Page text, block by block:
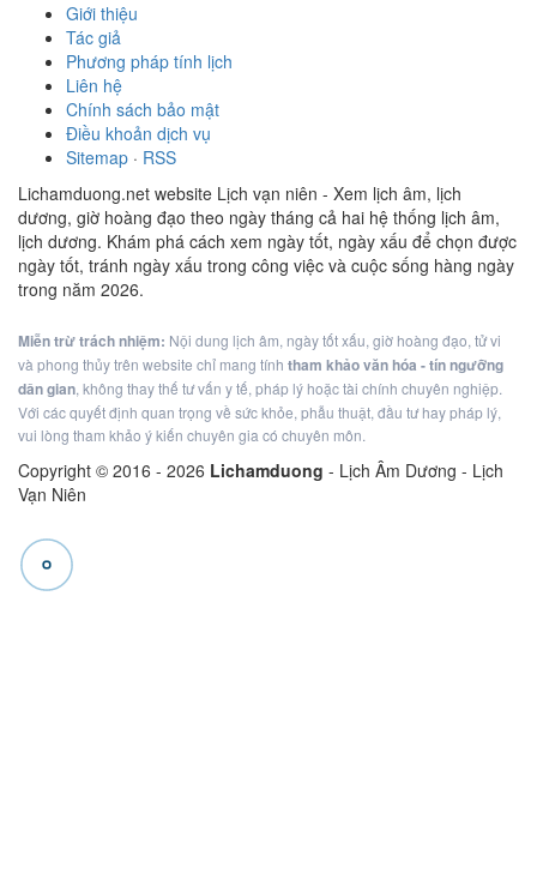
Giới thiệu
Tác giả
Phương pháp tính lịch
Liên hệ
Chính sách bảo mật
Điều khoản dịch vụ
Sitemap · RSS
Lichamduong.net website Lịch vạn niên - Xem lịch âm, lịch
dương, giờ hoàng đạo theo ngày tháng cả hai hệ thống lịch âm,
lịch dương. Khám phá cách xem ngày tốt, ngày xấu để chọn được
ngày tốt, tránh ngày xấu trong công việc và cuộc sống hàng ngày
trong năm 2026.
Miễn trừ trách nhiệm: Nội dung lịch âm, ngày tốt xấu, giờ hoàng đạo, tử vi
và phong thủy trên website chỉ mang tính tham khảo văn hóa - tín ngưỡng
dân gian, không thay thế tư vấn y tế, pháp lý hoặc tài chính chuyên nghiệp.
Với các quyết định quan trọng về sức khỏe, phẫu thuật, đầu tư hay pháp lý,
vui lòng tham khảo ý kiến chuyên gia có chuyên môn.
Copyright © 2016 - 2026 Lichamduong - Lịch Âm Dương - Lịch
Vạn Niên